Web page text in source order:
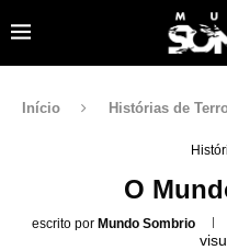
Início Histórias de
O
escrito por Mundo Sombrio